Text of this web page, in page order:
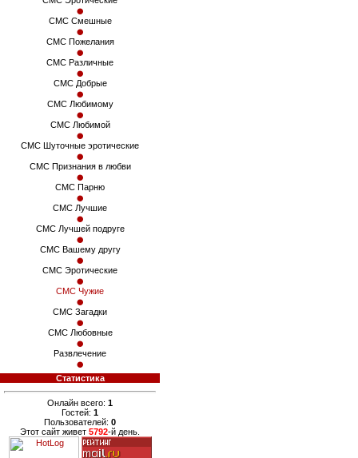
СМС Смешные
СМС Пожелания
СМС Различные
СМС Добрые
СМС Любимому
СМС Любимой
СМС Шуточные эротические
СМС Признания в любви
СМС Парню
СМС Лучшие
СМС Лучшей подруге
СМС Вашему другу
СМС Эротические
СМС Чужие
СМС Загадки
СМС Любовные
Развлечение
Статистика
Онлайн всего: 1
Гостей: 1
Пользователей: 0
Этот сайт живет 5792-й день.